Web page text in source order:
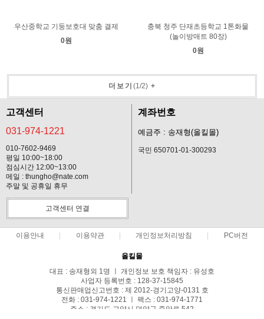
우산중학교 기둥보호대 맞춤 결제
0원
충북 청주 단재초등학교 1톤화물
(놀이방매트 80장)
0원
더보기 (1/2)+
고객센터
031-974-1221
010-7602-9469
평일 10:00~18:00
점심시간 12:00~13:00
메일 : thungho@nate.com
주말 및 공휴일 휴무
계좌번호
예금주 : 송재형(올킬몰)
국민 650701-01-300293
고객센터 연결
이용안내 이용약관 개인정보처리방침 PC버전
올킬몰
대표 : 송재형외 1명 ㅣ 개인정보 보호 책임자 : 유성호
사업자 등록번호 : 128-37-15845
통신판매업신고번호 : 제 2012-경기고양-0131 호
전화 : 031-974-1221 ㅣ 팩스 : 031-974-1771
주소 : 경기도 고양시 덕양구 중앙로 542